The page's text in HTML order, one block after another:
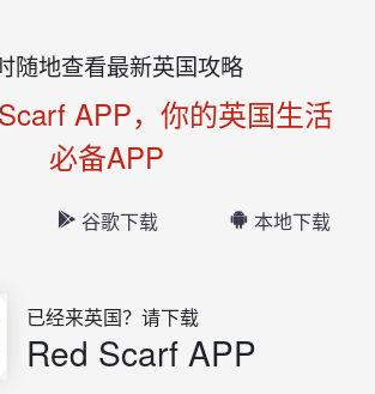
随地查看最新英国攻略
APP，你的英国生活
必备APP
谷歌下载 本地下载
已经来英国？请下载
Red Scarf APP